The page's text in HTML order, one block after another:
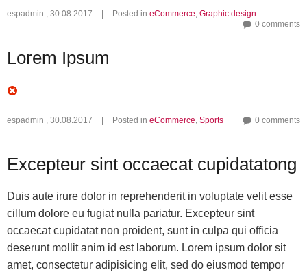
espadmin 30.08.2017 | Posted in eCommerce Graphic design
0 comments
Lorem Ipsum
espadmin 30.08.2017 | Posted in eCommerce Sports 0 comments
Excepteur sint occaecat cupidatatong
Duis aute irure dolor in reprehenderit in voluptate velit esse
cillum dolore eu fugiat nulla pariatur. Excepteur sint
occaecat cupidatat non proident, sunt in culpa qui officia
deserunt mollit anim id est laborum. Lorem ipsum dolor sit
amet, consectetur adipisicing elit, sed do eiusmod tempor